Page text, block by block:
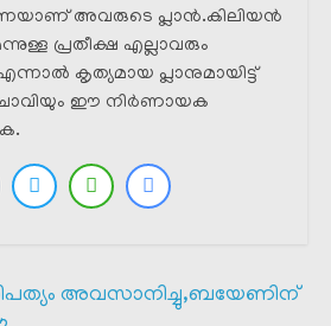
അവരുടെ പ്ലാൻ.കിലിയൻ
പ്രതീക്ഷ എല്ലാവരും
കൃത്യമായ പ്ലാനുമായിട്ട്
ചാവിയും ഈ നിർണായക
അവസാനിച്ചു,ബയേണിന്